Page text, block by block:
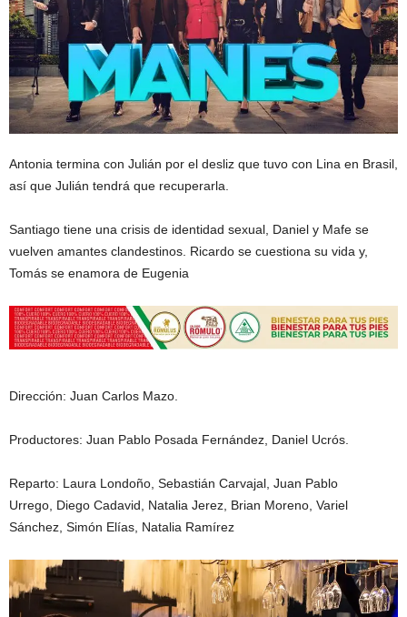
Antonia termina con Julián por el desliz que tuvo con Lina en Brasil,
así que Julián tendrá que recuperarla.
Santiago tiene una crisis de identidad sexual, Daniel y Mafe se
vuelven amantes clandestinos. Ricardo se cuestiona su vida y,
Tomás se enamora de Eugenia
Dirección: Juan Carlos Mazo.
Productores: Juan Pablo Posada Fernández, Daniel Ucrós.
Reparto: Laura Londoño, Sebastián Carvajal, Juan Pablo
Urrego, Diego Cadavid, Natalia Jerez, Brian Moreno, Variel
Sánchez, Simón Elías, Natalia Ramírez